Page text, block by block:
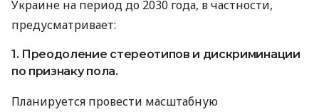
Украине на период до 2030 года, в частности,
предусматривает:
1. Преодоление стереотипов и дискриминации
по признаку пола.
Планируется провести масштабную